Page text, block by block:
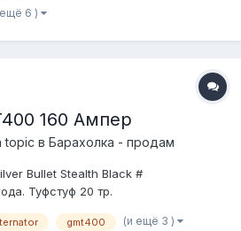
6 )
160 Ампер
topic в Барахолка - продам
Bullet Stealth Black #
Туфстуф 20 тр.
gmt400 (и ещё 3 )